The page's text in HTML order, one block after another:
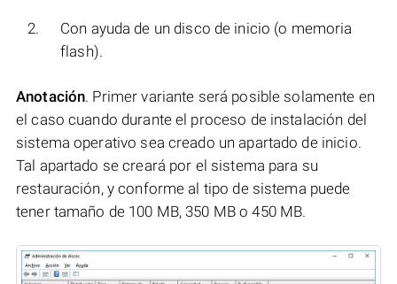
Con ayuda de un disco de inicio (o memoria
flash).
Anotación. Primer variante será posible solamente en
el caso cuando durante el proceso de instalación del
sistema operativo sea creado un apartado de inicio.
Tal apartado se creará por el sistema para su
restauración, y conforme al tipo de sistema puede
tener tamaño de 100 MB, 350 MB o 450 MB.